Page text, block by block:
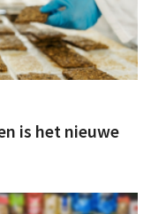
is het nieuwe